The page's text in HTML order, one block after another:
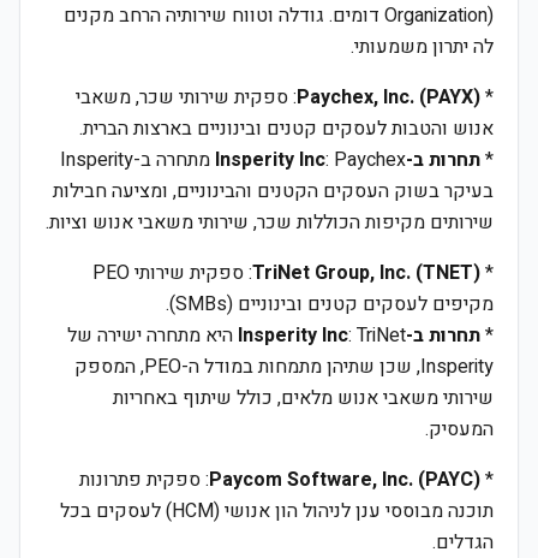
Organization) דומים. גודלה וטווח שירותיה הרחב מקנים
לה יתרון משמעותי.
*
Paychex, Inc. (PAYX): ספקית שירותי שכר, משאבי
אנוש והטבות לעסקים קטנים ובינוניים בארצות הברית.
*תחרות ב-Insperity Inc
: Paychex מתחרה ב-Insperity
בעיקר בשוק העסקים הקטנים והבינוניים, ומציעה חבילות
שירותים מקיפות הכוללות שכר, שירותי משאבי אנוש וציות.
*
TriNet Group, Inc. (TNET)
: ספקית שירותי PEO
מקיפים לעסקים קטנים ובינוניים (SMBs).
*תחרות ב-Insperity Inc
: TriNet היא מתחרה ישירה של
Insperity, שכן שתיהן מתמחות במודל ה-PEO, המספק
שירותי משאבי אנוש מלאים, כולל שיתוף באחריות
המעסיק.
*
Paycom Software, Inc. (PAYC): ספקית פתרונות
תוכנה מבוססי ענן לניהול הון אנושי (HCM) לעסקים בכל
הגדלים.